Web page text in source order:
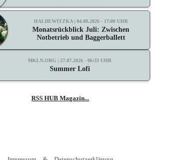
HALDEWITZKA | 04.08.2026 - 17:00 UHR
Monatsrückblick Juli: Zwischen
Notbetrieb und Baggerballett
MKLN.ORG | 27.07.2026 - 06:33 UHR
Summer Lofi
RSS HUB Magazin...